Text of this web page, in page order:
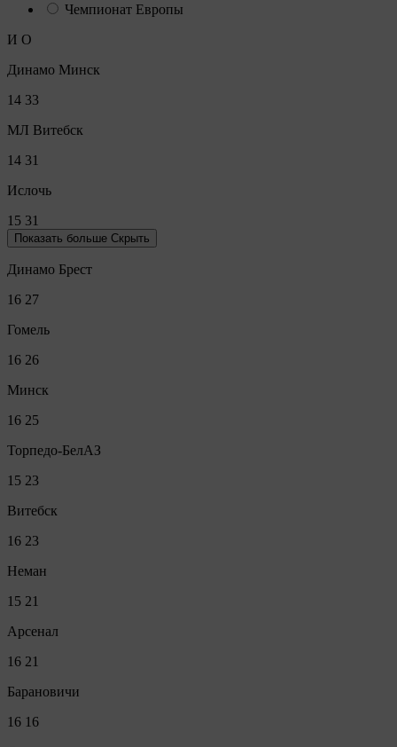
Чемпионат Европы
И О
Динамо Минск
14 33
МЛ Витебск
14 31
Ислочь
15 31
Показать больше Скрыть
Динамо Брест
16 27
Гомель
16 26
Минск
16 25
Торпедо-БелАЗ
15 23
Витебск
16 23
Неман
15 21
Арсенал
16 21
Барановичи
16 16